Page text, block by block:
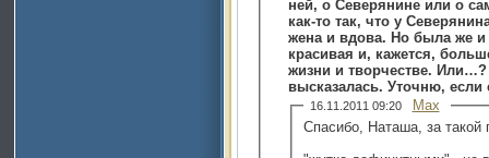
ней, о Северянине или о
как-то так, что у
жена и вдова. Но была же и
красивая и, кажется, больше (и очень много) значившая в его
жизни и творчестве.
высказалась. Уточню, если
16.11.2011 09:20
Max
Спасибо, Наташа, за